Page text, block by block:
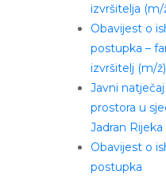
izvršitelja (m/
Obavijest o
postupka –
izvršitelj (m/ž)
Javni
prostora u
Jadran Rijeka
Obavijest o
postupka